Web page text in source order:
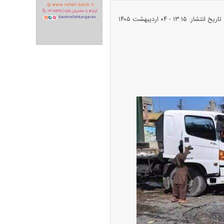
تاریخ انتشار: ۱۳:۱۵ - ۰۴ ارديبهشت ۱۴۰۵
پیش‌بینی بورس امروز دوشنبه ۱۲ مرداد ماه